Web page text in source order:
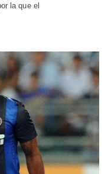
la que el